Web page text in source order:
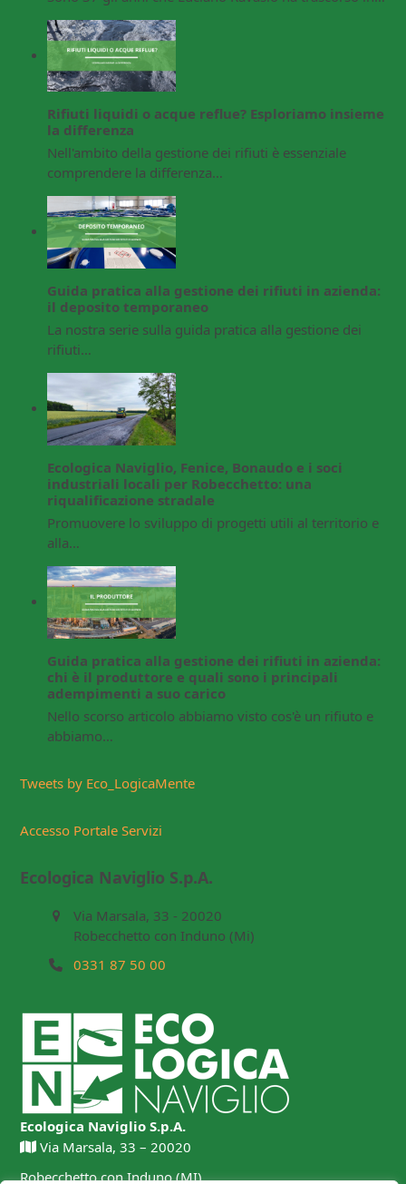
Rifiuti liquidi o acque reflue? Esploriamo insieme
la differenza
Nell'ambito della gestione dei rifiuti è essenziale
comprendere la differenza…
Guida pratica alla gestione dei rifiuti in azienda:
il deposito temporaneo
La nostra serie sulla guida pratica alla gestione dei
rifiuti…
Ecologica Naviglio, Fenice, Bonaudo e i soci
industriali locali per Robecchetto: una
riqualificazione stradale
Promuovere lo sviluppo di progetti utili al territorio e
alla…
Guida pratica alla gestione dei rifiuti in azienda:
chi è il produttore e quali sono i principali
adempimenti a suo carico
Nello scorso articolo abbiamo visto cos'è un rifiuto e
abbiamo…
Tweets by Eco_LogicaMente
Accesso Portale Servizi
Ecologica Naviglio S.p.A.
Via Marsala, 33 - 20020
Robecchetto con Induno (Mi)
0331 87 50 00
Ecologica Naviglio S.p.A.
Via Marsala, 33 – 20020
Robecchetto con Induno (MI)